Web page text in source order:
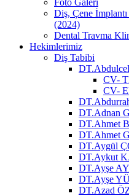
Diş, Çene
(2024)
Dental Travma
Hekimlerimiz
Diş Tabibi
CV-
CV-
DT.Adnan
DT.Ahmet
DT.Ahmet
DT.Aygül
DT.Aykut
DT.Ayşe
DT.Ayşe
DT.Azad